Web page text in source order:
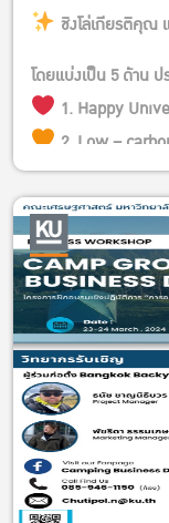
ชิงโล่เกียรติคุณ
โดยแบ่งเป็น 5 ด้าน
1. Happy
2. Low –
Alternative Energy
3. Low –
Environment
4. Low –
5. Low –
รายละเอียดการ
ลิ้งค์ส่งผลงาน
คณาจารย์ บุคล
นิสิต (ระดับปริญ
สอบถามรายละ
ในวันและเวลาราชก